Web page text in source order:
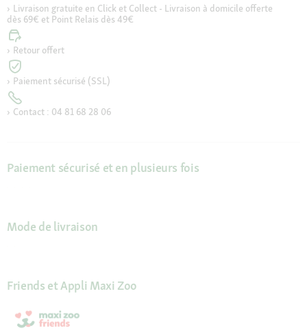
Livraison gratuite en Click et Collect - Livraison à domicile offerte
dès 69€ et Point Relais dès 49€
Retour offert
Paiement sécurisé (SSL)
Contact : 04 81 68 28 06
Paiement sécurisé et en plusieurs fois
Mode de livraison
Friends et Appli Maxi Zoo